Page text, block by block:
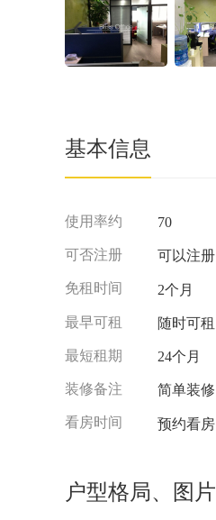
基本信息
使用率约 70
可否注册 可以注册
免租时间 2个月
最早可租 随时可租
最短租期 24个月
装修备注 简单装修
看房时间 预约看房
户型格局、图片